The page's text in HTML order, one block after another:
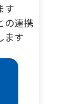
す
の連携
ます